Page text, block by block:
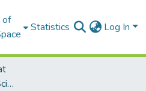
of
Statistics Log In
Thèses de doctorat en Sciences